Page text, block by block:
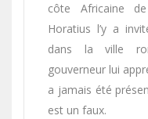
côte Africaine
Horatius l’y a
dans la ville
gouverneur lui
a jamais été
est un faux.